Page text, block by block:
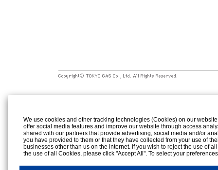
We use cookies and other tracking technologies (Cookies) on our
offer social media features and improve our website through access
shared with our partners that provide advertising, social media and/or
you have provided to them or that they have collected from your use of
businesses other than us on the internet. If you wish to reject the use of
the use of all Cookies, please click "Accept All". To select your